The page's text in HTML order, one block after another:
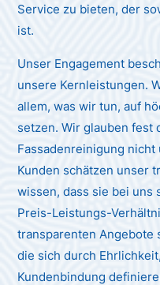
Service zu bieten, der
ist.
Unser Engagement
unsere Kernleistungen.
allem, was wir tun, auf
setzen. Wir glauben fest
Fassadenreinigung
Kunden schätzen unser
wissen, dass sie bei uns
Preis-Leistungs-
transparenten Angebote
die sich durch
Kundenbindung